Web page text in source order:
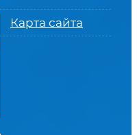
Карта сайта